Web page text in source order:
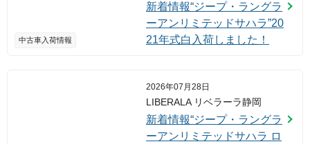
中古車入荷情報
新着情報“ジープ・ラングラ
ーアンリミテッドサハラ”20
21年式白入荷しました！
2026年07月28日
LIBERALA リベラーラ静岡
新着情報“ジープ・ラングラ
ーアンリミテッドサハラ ロ